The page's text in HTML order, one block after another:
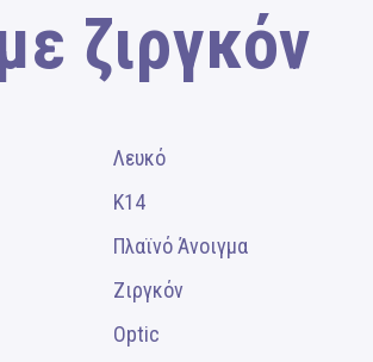
ζιργκόν
Λευκό
K14
Πλαϊνό Άνοιγμα
Ζιργκόν
Optic